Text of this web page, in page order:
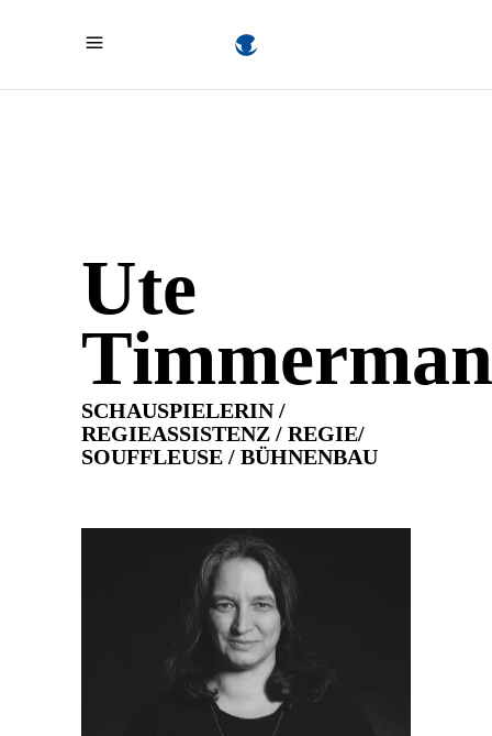
Ute
SCHAUSPIELERIN /
REGIEASSISTENZ / REGIE/
SOUFFLEUSE / BÜHNENBAU